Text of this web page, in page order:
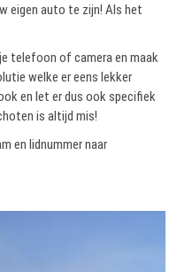
eigen auto te zijn! Als het
telefoon of camera en maak
welke er eens lekker
en let er dus ook specifiek
is altijd mis!
en lidnummer naar